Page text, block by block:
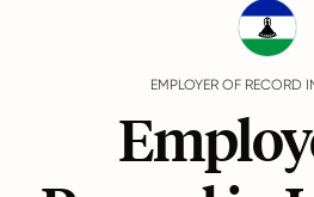
EMPLOYER OF RECORD